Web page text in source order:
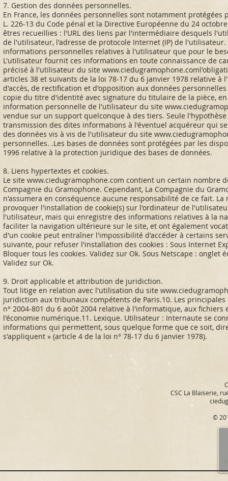
7. Gestion des données personnelles.
En France, les données personnelles sont notamment
L. 226-13 du Code pénal et la Directive Européenne du 24
êtres recueillies : l'URL des liens par l'intermédiaire desquels
de l'utilisateur, l'adresse de protocole Internet (IP) de
informations personnelles relatives à l'utilisateur que pour le
L'utilisateur fournit ces informations en toute connaissance de
précisé à l'utilisateur du site www.ciedugramophone.coml
articles 38 et suivants de la loi 78-17 du 6 janvier 1978 relative
d'accès, de rectification et d'opposition aux données
copie du titre d'identité avec signature du titulaire de la pièce,
information personnelle de l'utilisateur du site
vendue sur un support quelconque à des tiers. Seule
transmission des dites informations à l'éventuel acquéreur qui
des données vis à vis de l'utilisateur du site
personnelles. .Les bases de données sont protégées par les
1996 relative à la protection juridique des bases de données.
8. Liens hypertextes et cookies.
Le site www.ciedugramophone.com contient un certain nombre
Compagnie du Gramophone. Cependant, La Compagnie du
n'assumera en conséquence aucune responsabilité de ce fait.
provoquer l'installation de cookie(s) sur l'ordinateur de
l'utilisateur, mais qui enregistre des informations relatives à la
faciliter la navigation ultérieure sur le site, et ont également
d'un cookie peut entraîner l'impossibilité d'accéder à certains
suivante, pour refuser l'installation des cookies : Sous Internet
Bloquer tous les cookies. Validez sur Ok. Sous Netscape :
Validez sur Ok.
9. Droit applicable et attribution de juridiction.
Tout litige en relation avec l'utilisation du site
juridiction aux tribunaux compétents de Paris.10. Les
n° 2004-801 du 6 août 2004 relative à l'informatique, aux
l'économie numérique.11. Lexique. Utilisateur : Internaute se
informations qui permettent, sous quelque forme que ce soit,
s'appliquent » (article 4 de la loi n° 78-17 du 6 janvier 1978).
CSC La Blaiserie,
©